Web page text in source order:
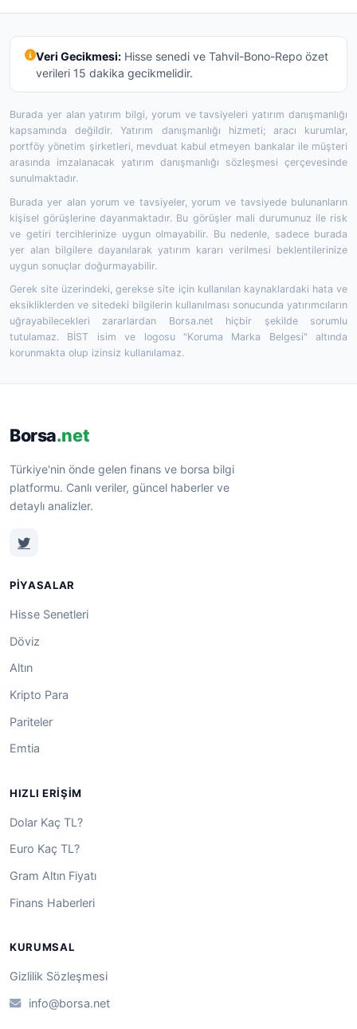
Veri Gecikmesi:Hisse senedi ve Tahvil-Bono-Repo özet
verileri 15 dakika gecikmelidir.
Burada yer alan yatırım bilgi, yorum ve tavsiyeleri yatırım danışmanlığı
kapsamında değildir. Yatırım danışmanlığı hizmeti; aracı kurumlar,
portföy yönetim şirketleri, mevduat kabul etmeyen bankalar ile müşteri
arasında imzalanacak yatırım danışmanlığı sözleşmesi çerçevesinde
sunulmaktadır.
Burada yer alan yorum ve tavsiyeler, yorum ve tavsiyede bulunanların
kişisel görüşlerine dayanmaktadır. Bu görüşler mali durumunuz ile risk
ve getiri tercihlerinize uygun olmayabilir. Bu nedenle, sadece burada
yer alan bilgilere dayanılarak yatırım kararı verilmesi beklentilerinize
uygun sonuçlar doğurmayabilir.
Gerek site üzerindeki, gerekse site için kullanılan kaynaklardaki hata ve
eksikliklerden ve sitedeki bilgilerin kullanılması sonucunda yatırımcıların
uğrayabilecekleri zararlardan Borsa.net hiçbir şekilde sorumlu
tutulamaz. BİST isim ve logosu "Koruma Marka Belgesi" altında
korunmakta olup izinsiz kullanılamaz.
Borsa.net
Türkiye'nin önde gelen finans ve borsa bilgi
platformu. Canlı veriler, güncel haberler ve
detaylı analizler.
PIYASALAR
Hisse Senetleri
Döviz
Altın
Kripto Para
Pariteler
Emtia
HIZLI ERIŞIM
Dolar Kaç TL?
Euro Kaç TL?
Gram Altın Fiyatı
Finans Haberleri
KURUMSAL
Gizlilik Sözleşmesi
info@borsa.net